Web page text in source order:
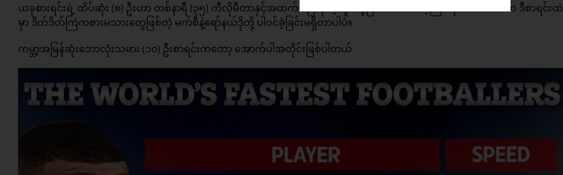
ယခုစားရင်းရဲ့ ထိပ်ဆုံး (၈) ဦးဟာ တစ်နာရီ (၃၅) ကီလိုမီတာနှင့်အထက် ပြေးနိုင်ခဲ့သူတွေဖြစ်ပါတယ်။ အံ့ဩစရာကောင်းတာက ဒီစာရင်းထဲ
မှာ ဒိတ်ဒိတ်ကြဲကစားမသားတွေဖြစ်တဲ့ မက်စီနဲ့ရော်နယ်ဒိုတို့ ပါဝင်ခဲ့ခြင်းမရှိတာပါပဲ။
ကမ္ဘာ့အမြန်ဆုံးဘောလုံးသမား (၁၀) ဦးစာရင်းကတော့ အောက်ပါအတိုင်းဖြစ်ပါတယ်